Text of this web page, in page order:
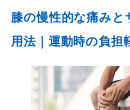
膝の慢性的な痛みと
用法｜運動時の負担